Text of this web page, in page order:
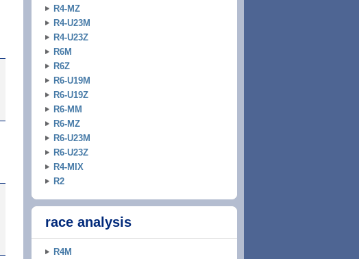
R4-MZ
R4-U23M
R4-U23Z
R6M
R6Z
R6-U19M
R6-U19Z
R6-MM
R6-MZ
R6-U23M
R6-U23Z
R4-MIX
R2
race analysis
R4M